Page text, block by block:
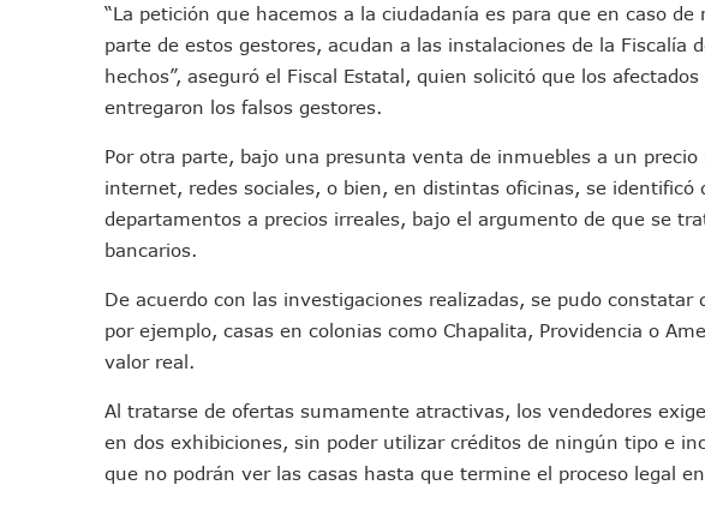
Munguía Es El Sexto Mejor Alcalde De Jalisco,
ATM Incorpora 20 Nuevos Camiones Al Corredor
Colectivos Piden A Lemus Más Ministerios
Caída De “El Mencho” Elevó Percepción De
Mercado Vallarta Incluye Reúne A Emprendedores
Morenistas Imparten Taller En Puerto Vallarta
Ayutla Bajo Investigación Tras Reporte De
Maleza Crece En Camellones De La Principal
Bruno Blancas Reúne A Especialistas Para
Entregan Aparato Auditivo A Don Juan Ramírez
Juan Carlos Castro Realiza Asamblea Informativa
“La petición que hacemos a la ciudadanía es para que en caso
parte de estos gestores, acudan a las instalaciones de la Fiscalía
hechos”, aseguró el Fiscal Estatal, quien solicitó que los
entregaron los falsos gestores.
Por otra parte, bajo una presunta venta de inmuebles a un
internet, redes sociales, o bien, en distintas oficinas, se identificó
departamentos a precios irreales, bajo el argumento de que se
bancarios.
De acuerdo con las investigaciones realizadas, se pudo constatar
por ejemplo, casas en colonias como Chapalita, Providencia o
valor real.
Al tratarse de ofertas sumamente atractivas, los vendedores
en dos exhibiciones, sin poder utilizar créditos de ningún tipo e
que no podrán ver las casas hasta que termine el proceso legal